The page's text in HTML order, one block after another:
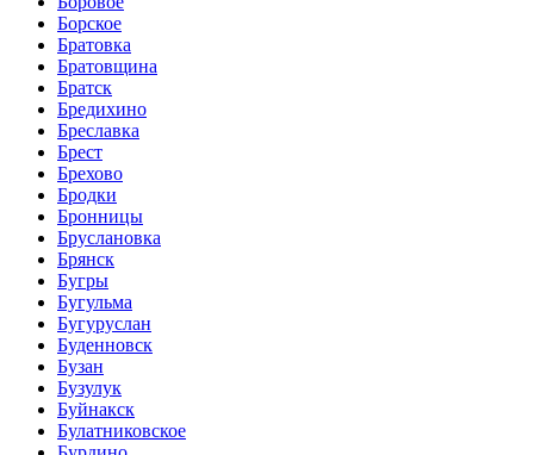
Борское
Братовка
Братовщина
Братск
Бредихино
Бреславка
Брест
Брехово
Бродки
Бронницы
Бруслановка
Брянск
Бугры
Бугульма
Бугуруслан
Буденновск
Бузан
Бузулук
Буйнакск
Булатниковское